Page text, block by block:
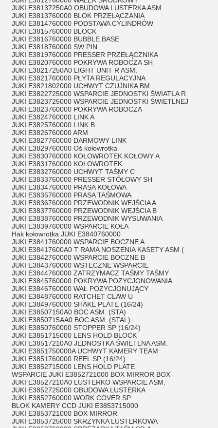
JUKI E38137250A0 OBUDOWA LUSTERKA ASM.
JUKI E3813760000 BLOK PRZEŁĄCZANIA
JUKI E3814760000 PODSTAWA CYLINDRÓW
JUKI E3815760000 BLOCK
JUKI E3816760000 BUBBLE BASE
JUKI E3818760000 SW PIN
JUKI E3819760000 PRESSER PRZEŁĄCZNIKA
JUKI E3820760000 POKRYWA ROBOCZA SH
JUKI E38217250A0 LIGHT UNIT R ASM.
JUKI E3821760000 PŁYTA REGULACYJNA
JUKI E3821802000 UCHWYT CZUJNIKA BM
JUKI E3822725000 WSPARCIE JEDNOSTKI ŚWIATŁA R
JUKI E3823725000 WSPARCIE JEDNOSTKI ŚWIETLNEJ
JUKI E3823760000 POKRYWA ROBOCZA
JUKI E3824760000 LINK A
JUKI E3825760000 LINK B
JUKI E3826760000 ARM
JUKI E3827760000 DARMOWY LINK
JUKI E3829760000 Oś kołowrotka
JUKI E3830760000 KOŁOWROTEK KOŁOWY A
JUKI E3831760000 KOŁOWROTEK
JUKI E3832760000 UCHWYT TAŚMY C
JUKI E3833760000 PRESSER STÓŁOWY SH
JUKI E3834760000 PRASA KOŁOWA
JUKI E3835760000 PRASA TAŚMOWA
JUKI E3836760000 PRZEWODNIK WEJŚCIA A
JUKI E3837760000 PRZEWODNIK WEJŚCIA B
JUKI E3838760000 PRZEWODNIK WYSUWANIA
JUKI E3839760000 WSPARCIE KOŁA
Hak kołowrotka JUKI E3840760000
JUKI E3841760000 WSPARCIE BOCZNE A
JUKI E38417600A0 T RAMA NOSZENIA KASETY ASM (
JUKI E3842760000 WSPARCIE BOCZNE B
JUKI E3843760000 WSTECZNE WSPARCIE
JUKI E3844760000 ZATRZYMACZ TAŚMY TAŚMY
JUKI E3845760000 POKRYWA POZYCJONOWANIA
JUKI E3846760000 WAŁ POZYCJONUJĄCY
JUKI E3848760000 RATCHET CLAW U
JUKI E3849760000 SHAKE PLATE (16/24)
JUKI E38507150A0 BOC ASM. (STA)
JUKI E3850715AA0 BOC ASM. (STAL)
JUKI E3850760000 STOPPER SP (16/24)
JUKI E3851715000 LENS HOLD BLOCK
JUKI E38517210A0 JEDNOSTKA ŚWIETLNA ASM.
JUKI E3851750000A UCHWYT KAMERY TEAM
JUKI E3851760000 REEL SP (16/24)
JUKI E3852715000 LENS HOLD PLATE
WSPARCIE JUKI E3852721000 BOX MIRROR BOX
JUKI E38527210A0 LUSTERKO WSPARCIE ASM.
JUKI E3852725000 OBUDOWA LUSTERKA
JUKI E3852760000 WORK COVER SP
BLOK KAMERY CCD JUKI E3853715000
JUKI E3853721000 BOX MIRROR
JUKI E3853725000 SKRZYNKA LUSTERKOWA